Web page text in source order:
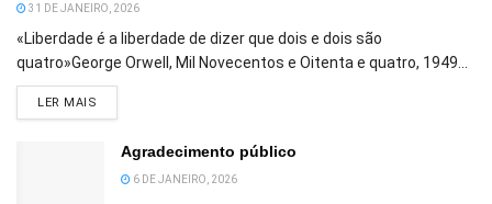
31 DE JANEIRO, 2026
«Liberdade é a liberdade de dizer que dois e dois são
quatro»George Orwell, Mil Novecentos e Oitenta e quatro, 1949...
LER MAIS
Agradecimento público
6 DE JANEIRO, 2026